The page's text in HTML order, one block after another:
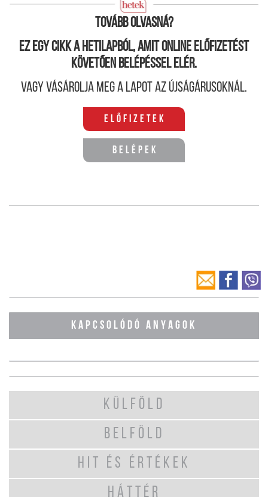
szélsőjobboldali pártok megerősödésére.
Tovább olvasná?
Ez egy cikk a hetilapból, amit online előfizetést
követően belépéssel elér.
Vagy vásárolja meg a lapot az újságárusoknál.
Előfizetek
Belépek
KAPCSOLÓDÓ ANYAGOK
KÜLFÖLD
BELFÖLD
HIT ÉS ÉRTÉKEK
HÁTTÉR